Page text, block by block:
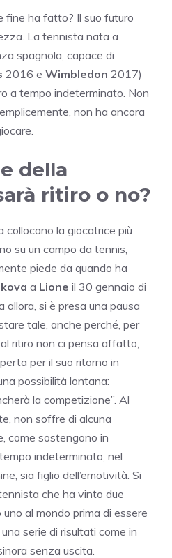
fine ha fatto? Il suo futuro
La tennista nata a
spagnola, capace di
2016 e Wimbledon 2017)
a tempo indeterminato. Non
non ha ancora
della
ritiro o no?
collocano la giocatrice più
su un campo da tennis,
piede da quando ha
a Lione il 30 gennaio di
allora, si è presa una pausa
tale, anche perché, per
ritiro non ci pensa affatto,
per il suo ritorno in
possibilità lontana:
la competizione”. Al
non soffre di alcuna
come sostengono in
indeterminato, nel
sia figlio dell’emotività. Si
che ha vinto due
al mondo prima di essere
serie di risultati come in
senza uscita.